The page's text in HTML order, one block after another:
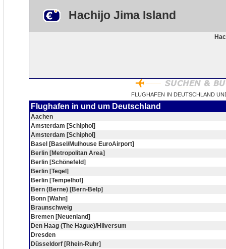
Hachijo Jima Island
FLUGHAFEN IN DEUTSCHLAND
Flughafen in und um Deutschland
Aachen
Amsterdam [Schiphol]
Amsterdam [Schiphol]
Basel [Basel/Mulhouse EuroAirport]
Berlin [Metropolitan Area]
Berlin [Schönefeld]
Berlin [Tegel]
Berlin [Tempelhof]
Bern (Berne) [Bern-Belp]
Bonn [Wahn]
Braunschweig
Bremen [Neuenland]
Den Haag (The Hague)/Hilversum
Dresden
Düsseldorf [Rhein-Ruhr]